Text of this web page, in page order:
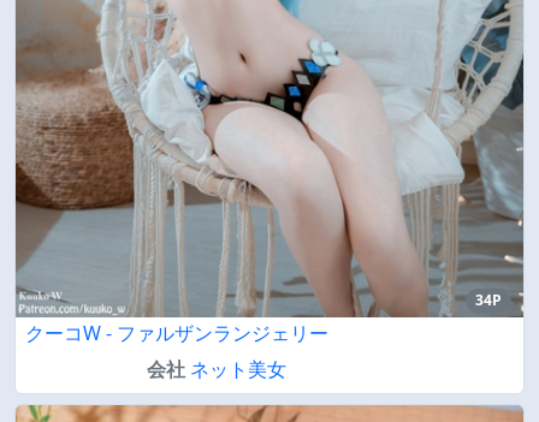
34P
クーコW - ファルザンランジェリー
会社 ネット美女